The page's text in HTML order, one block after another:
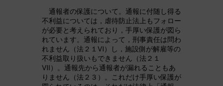
通報者の保護について。通報に付随し得る
不利益については，虐待防止法上もフォロー
が必要と考えられており，手厚い保護が図ら
れています。通報によって，刑事責任は問わ
れません（法２１Ⅵ）し，施設側が解雇等の
不利益取り扱いもできません（法２１
Ⅶ）。通報先から通報者が漏れることもあ
りません（法２３）。これだけ手厚い保護が